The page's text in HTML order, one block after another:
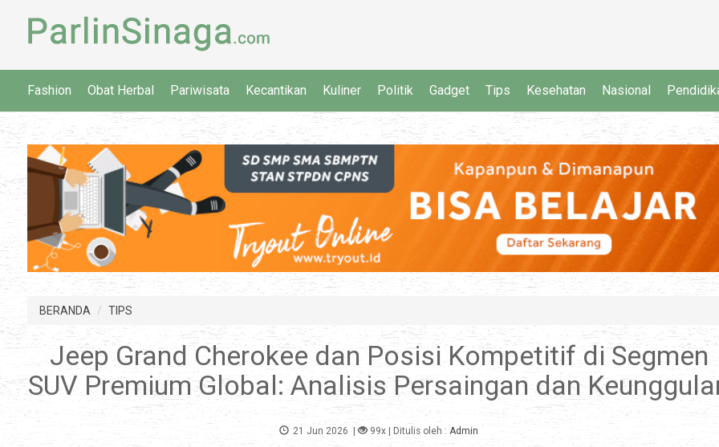
Fashion Obat Herbal Pariwisata Kecantikan Kuliner Politik Gadget Tips Kesehatan Nasional
BERANDA TIPS
Jeep Grand Cherokee dan Posisi Kompetitif di Segmen
SUV Premium Global: Analisis Persaingan dan
21 Jun 2026 | 99x | Ditulis oleh : Admin